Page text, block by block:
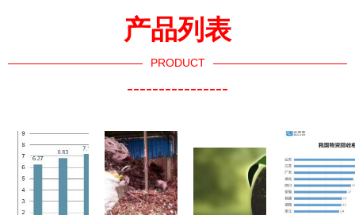
产品列表
PRODUCT
----------------